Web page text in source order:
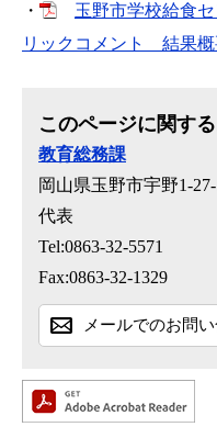
・
玉野市学校給食
リックコメント 結果概
このページに関す
教育総務課
岡山県玉野市宇野1-
代表
Tel:0863-32-5571
Fax:0863-32-1329
メールでのお問